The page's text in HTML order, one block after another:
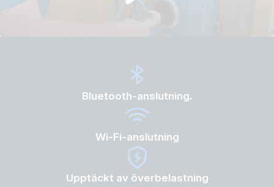
Bluetooth-anslutning.
Wi-Fi-anslutning
Upptäckt av överbelastning